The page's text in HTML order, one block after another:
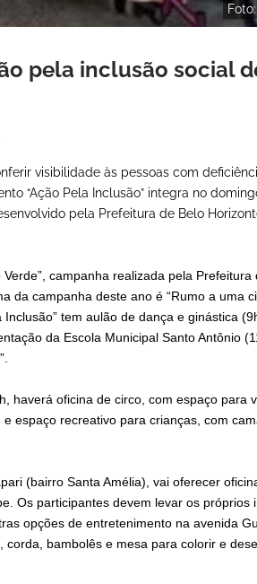
pela inclusão social
visibilidade às pessoas com
“Ação Pela Inclusão” integra no
pela Prefeitura de Belo
campanha realizada pela
da campanha deste ano é “Rumo a uma
tem aulão de dança e ginástica
da Escola Municipal Santo Antônio
haverá oficina de circo, com espaço para
espaço recreativo para crianças, com
(bairro Santa Amélia), vai oferecer
Os participantes devem levar os próprios
opções de entretenimento na avenida
bambolês e mesa para colorir e